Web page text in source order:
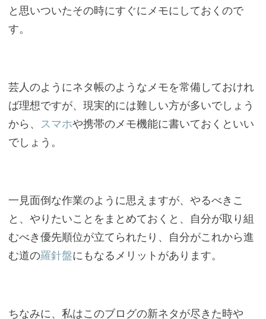
と思いついたその時にすぐにメモにしておくので
す。
芸人のようにネタ帳のようなメモを常備しておけれ
ば理想ですが、現実的には難しい方が多いでしょう
から、 スマホや携帯のメモ機能に書いておくといい
でしょう。
一見面倒な作業のように思えますが、やるべきこ
と、やりたいことをまとめておくと、自分が取り組
むべき優先順位が立てられたり、自分がこれから進
む道の羅針盤にもなるメリットがあります。
ちなみに、私はこのブログの新ネタが尽きた時や